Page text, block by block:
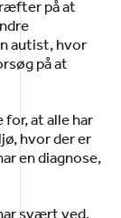
på at
autist, hvor
på at
at alle har
hvor der er
en diagnose,
svært ved.